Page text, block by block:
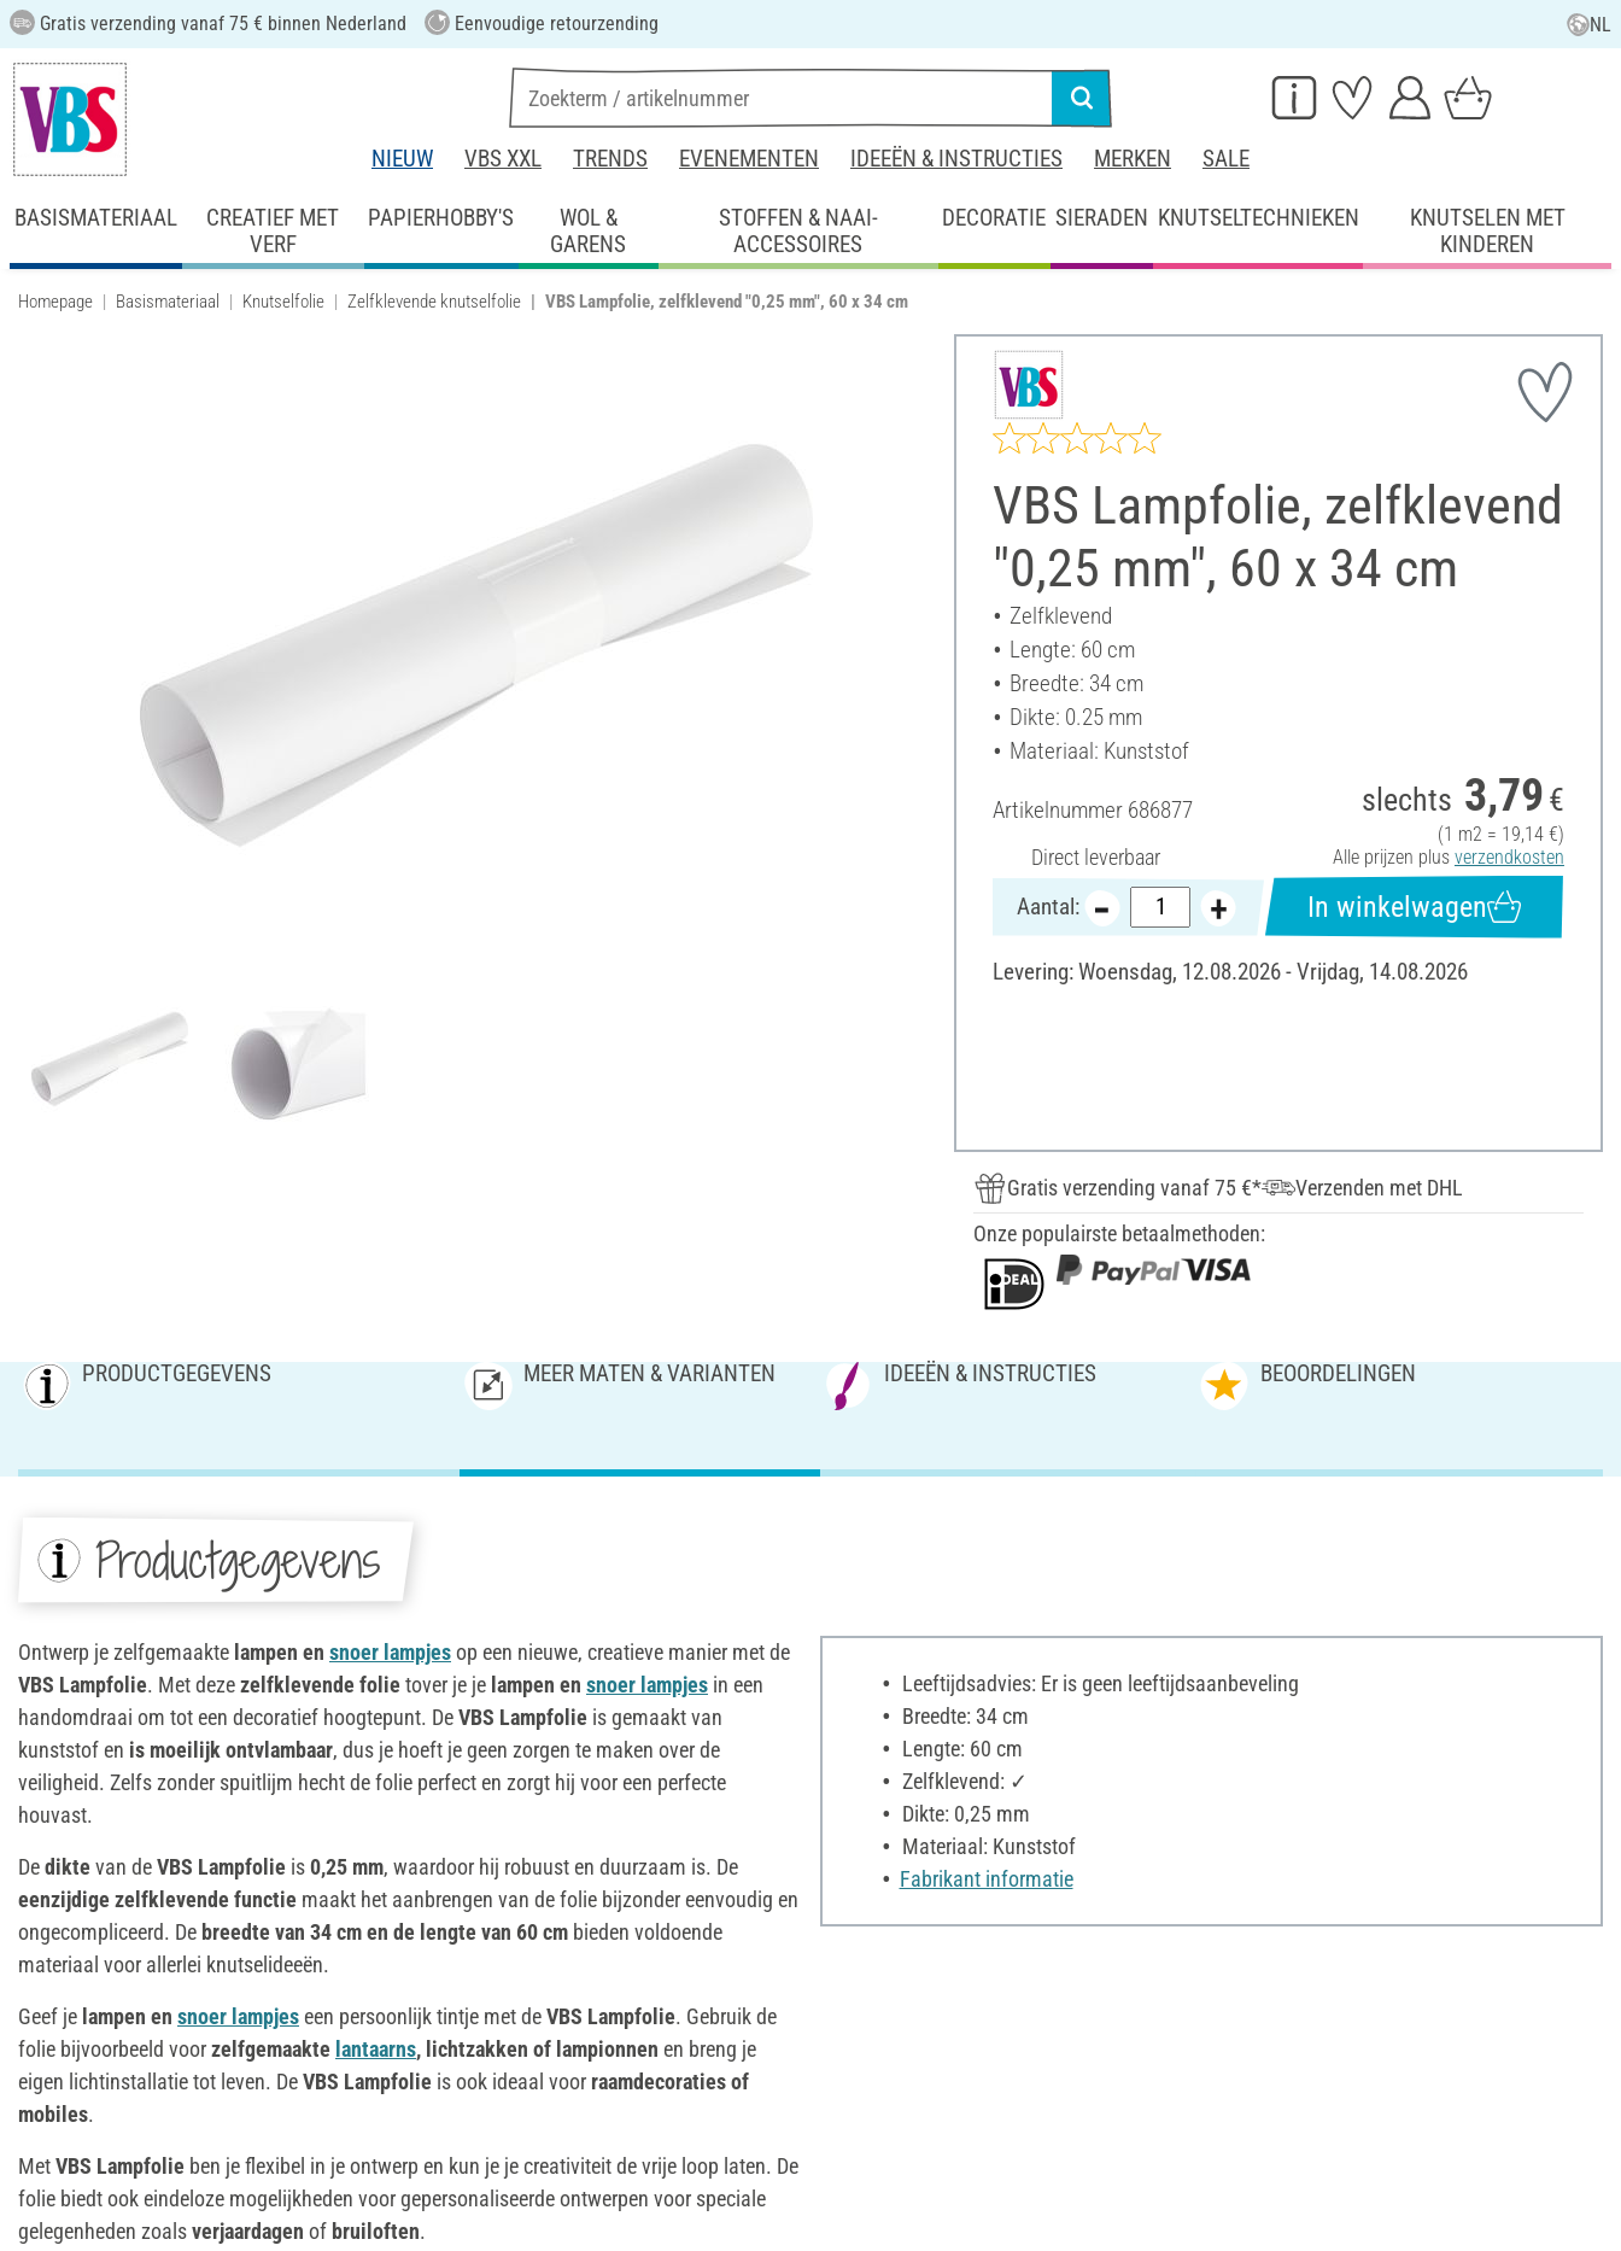
Gratis verzending vanaf 75 € binnen Nederland Eenvoudige retourzending NL
NIEUW VBS XXL TRENDS EVENEMENTEN IDEEËN & INSTRUCTIES MERKEN SALE
BASISMATERIAAL
CREATIEF MET
VERF
PAPIERHOBBY'S
WOL &
GARENS
STOFFEN & NAAI-
ACCESSOIRES
DECORATIE SIERADEN KNUTSELTECHNIEKEN
KNUTSELEN MET
KINDEREN
Homepage Basismateriaal Knutselfolie Zelfklevende knutselfolie VBS Lampfolie, zelfklevend "0,25 mm", 60 x 34 cm
VBS Lampfolie, zelfklevend
"0,25 mm", 60 x 34 cm
Zelfklevend
Lengte: 60 cm
Breedte: 34 cm
Dikte: 0.25 mm
Materiaal: Kunststof
Artikelnummer 686877
Direct leverbaar
slechts 3,79 €
(1 m2 = 19,14 €)
Alle prijzen plus verzendkosten
Aantal: In winkelwagen
Levering: Woensdag, 12.08.2026 - Vrijdag, 14.08.2026
Gratis verzending vanaf 75 €*
Verzenden met DHL
Onze populairste betaalmethoden:
PRODUCTGEGEVENS MEER MATEN & VARIANTEN IDEEËN & INSTRUCTIES BEOORDELINGEN
Productgegevens
Ontwerp je zelfgemaakte lampen en snoer lampjesop een nieuwe, creatieve manier met de
VBS Lampfolie. Met dezezelfklevende folie tover je je lampen en snoer lampjes in een
handomdraai om tot een decoratief hoogtepunt. DeVBS Lampfolie is gemaakt van
kunststof en is moeilijk ontvlambaar, dus je hoeft je geen zorgen te maken over de
veiligheid. Zelfs zonder spuitlijm hecht de folie perfect en zorgt hij voor een perfecte
houvast.
Dedikte van deVBS Lampfolie is0,25 mm, waardoor hij robuust en duurzaam is. De
eenzijdige zelfklevende functie maakt het aanbrengen van de folie bijzonder eenvoudig en
ongecompliceerd. De breedte van 34 cm en de lengte van 60 cm bieden voldoende
materiaal voor allerlei knutselideeën.
Geef je lampen en snoer lampjes een persoonlijk tintje met deVBS Lampfolie. Gebruik de
folie bijvoorbeeld voorzelfgemaakte lantaarns, lichtzakken of lampionnen en breng je
eigen lichtinstallatie tot leven. DeVBS Lampfolie is ook ideaal voor raamdecoraties of
mobiles.
MetVBS Lampfolie ben je flexibel in je ontwerp en kun je je creativiteit de vrije loop laten. De
folie biedt ook eindeloze mogelijkheden voor gepersonaliseerde ontwerpen voor speciale
gelegenheden zoalsverjaardagen of bruiloften.
Leeftijdsadvies: Er is geen leeftijdsaanbeveling
Breedte: 34 cm
Lengte: 60 cm
Zelfklevend: ✓
Dikte: 0,25 mm
Materiaal: Kunststof
Fabrikant informatie